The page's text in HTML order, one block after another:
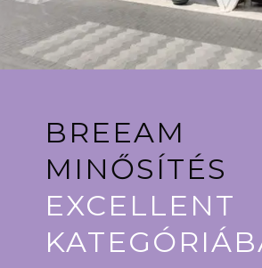
BREEAM
MINŐSÍTÉS
EXCELLENT